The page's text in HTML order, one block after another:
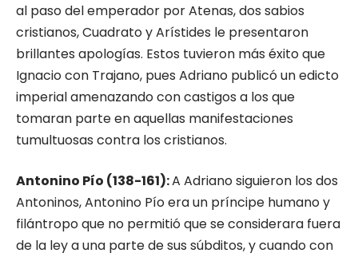
al paso del emperador por Atenas, dos sabios
cristianos, Cuadrato y Arístides le presentaron
brillantes apologías. Estos tuvieron más éxito que
Ignacio con Tra­jano, pues Adriano publicó un edicto
imperial amenazando con castigos a los que
tomaran parte en aquellas manifestaciones
tumultuosas contra los cristianos.
Antonino Pío (138-161):A Adriano siguie­ron los dos
Antoninos, Antonino Pío era un príncipe humano y
filántropo que no permitió que se considerara fuera
de la ley a una parte de sus súbditos, y cuando con